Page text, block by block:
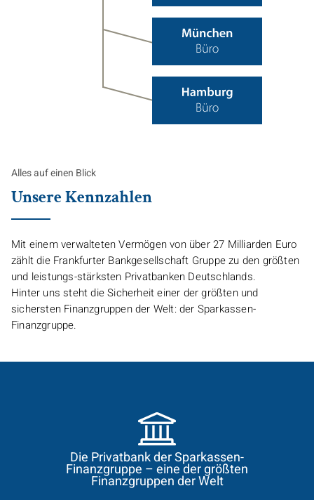
Alles auf einen Blick
Unsere Kennzahlen
Mit einem verwalteten Vermögen von über 27 Milliarden Euro
zählt die Frankfurter Bankgesellschaft Gruppezu den größten
und leistungs-stärksten Privatbanken Deutschlands.
Hinter uns steht die Sicherheit einer der größten und
sichersten Finanzgruppen der Welt: der Sparkassen-
Finanzgruppe.
Die Privatbank der Sparkassen-
Finanzgruppe – eine der größten
Finanzgruppen der Welt